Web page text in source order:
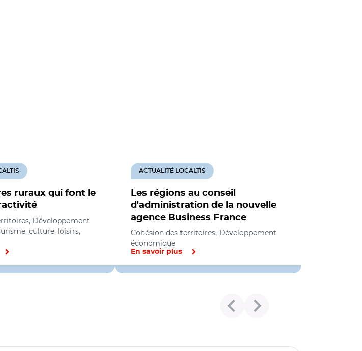
ruraux qui font le
Développement
culture, loisirs,
Les régions au conseil
d'administration de la nouvelle
agence Business France
ACTUALITÉ LOCALTIS
Cohésion des territoires, Développement
économique
En savoir plus